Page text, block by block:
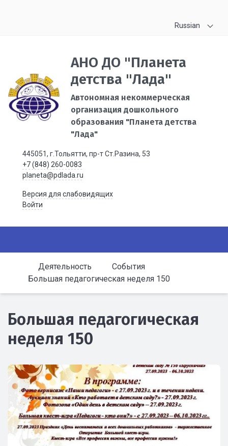
Russian
АНО ДО "Планета
детства "Лада"
Автономная некоммерческая
организация дошкольного
образования "Планета детства
"Лада"
445051, г.Тольятти, пр-т Ст.Разина, 53
+7 (848) 260-0083
planeta@pdlada.ru
Версия для слабовидящих
Войти
Деятельность
События
Большая педагогическая неделя 150
Большая педагогическая
неделя 150